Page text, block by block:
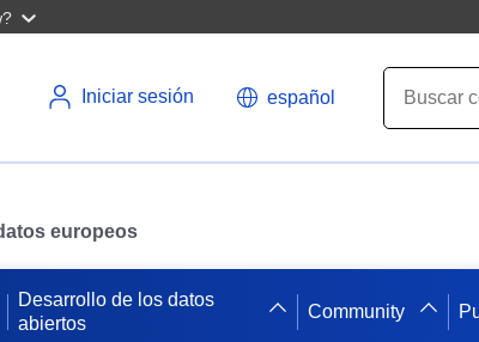
Iniciar sesión español
europeos
Desarrollo de los datos
abiertos
Community